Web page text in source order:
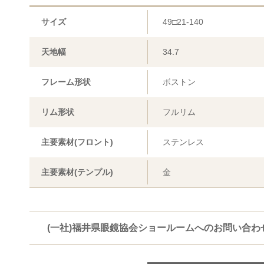
サイズ 49□21-140
天地幅 34.7
フレーム形状 ボストン
リム形状 フルリム
主要素材(フロント) ステンレス
主要素材(テンプル) 金
(一社)福井県眼鏡協会ショールームへのお問い合わ